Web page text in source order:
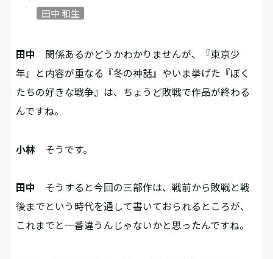
田中 和生
田中
関係あるかどうかわかりませんが、『東京少
年』と内容が重なる『冬の神話』やいま挙げた『ぼく
たちの好きな戦争』は、ちょうど敗戦で作品が終わる
んですね。
小林 そうです。
田中
そうすると今回の三部作は、戦前から敗戦と戦
後までという時代を通して書いておられるところが、
これまでと一番違うんじゃないかと思ったんですね。